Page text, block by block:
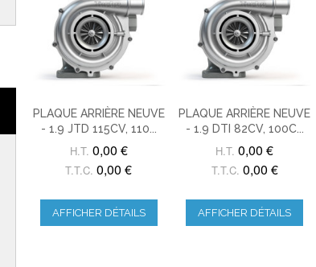
PLAQUE ARRIÈRE NEUVE
- 1.9 JTD 115CV, 110...
H.T. 0,00 €
T.T.C. 0,00 €
AFFICHER DÉTAILS
PLAQUE ARRIÈRE NEUVE
- 1.9 DTI 82CV, 100C...
H.T. 0,00 €
T.T.C. 0,00 €
AFFICHER DÉTAILS